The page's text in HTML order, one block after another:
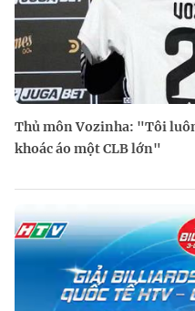
Thủ môn Vozinha: "Tôi
khoác áo một CLB lớn"